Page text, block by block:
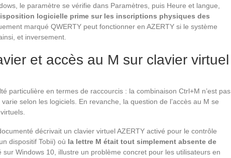
le paramètre se vérifie dans Paramètres, puis Heure et langue,
logicielle prime sur les inscriptions physiques des
marqué QWERTY peut fonctionner en AZERTY si le système
et inversement.
et accès au M sur clavier virtuel
particulière en termes de raccourcis : la combinaison Ctrl+M n’est pas
selon les logiciels. En revanche, la question de l’accès au M se
décrivait un clavier virtuel AZERTY activé pour le contrôle
dispositif Tobii) où la lettre M était tout simplement absente de
sur Windows 10, illustre un problème concret pour les utilisateurs en